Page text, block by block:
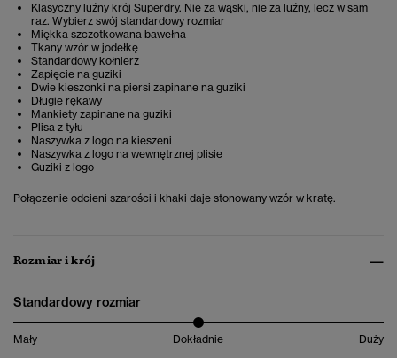
Klasyczny luźny krój Superdry. Nie za wąski, nie za luźny, lecz w sam
raz. Wybierz swój standardowy rozmiar
Miękka szczotkowana bawełna
Tkany wzór w jodełkę
Standardowy kołnierz
Zapięcie na guziki
Dwie kieszonki na piersi zapinane na guziki
Długie rękawy
Mankiety zapinane na guziki
Plisa z tyłu
Naszywka z logo na kieszeni
Naszywka z logo na wewnętrznej plisie
Guziki z logo
Połączenie odcieni szarości i khaki daje stonowany wzór w kratę.
Rozmiar i krój
Standardowy rozmiar
Mały Dokładnie Duży